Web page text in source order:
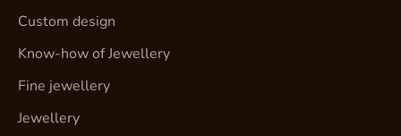
Custom design
Know-how of Jewellery
Fine jewellery
Jewellery